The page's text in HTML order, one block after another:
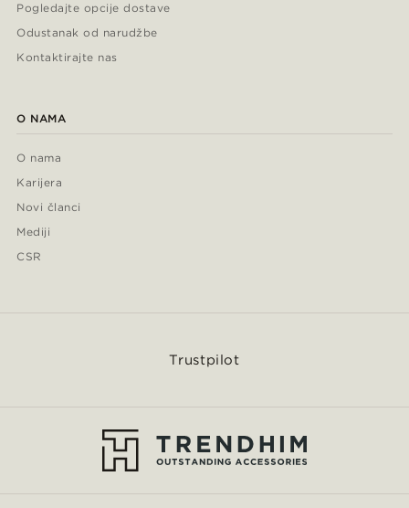
Pogledajte opcije dostave
Odustanak od narudžbe
Kontaktirajte nas
O NAMA
O nama
Karijera
Novi članci
Mediji
CSR
Trustpilot